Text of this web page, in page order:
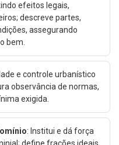
efeitos legais,
descreve partes,
assegurando
bem.
e controle urbanístico
observância de normas,
exigida.
: Institui e dá força